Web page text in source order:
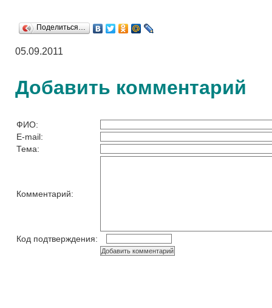
Поделиться…
05.09.2011
Добавить комментарий
ФИО:
E-mail:
Тема:
Комментарий:
Код подтверждения: